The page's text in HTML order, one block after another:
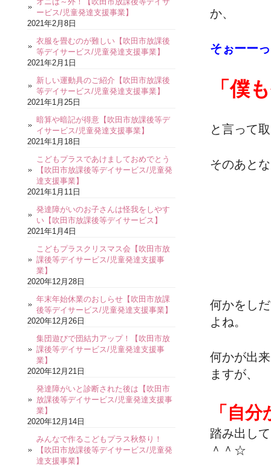
か、
そぉーー
「僕
と言って
そのあと
何かをし
よね。
何かが出
ますが、
「自
踏み出し
＾＾☆
ービス/児童発達支援事業】
2021年2月8日
衣服を畳むのが難しい【吹田市放課後
等デイサービス/児童発達支援事業】
2021年2月1日
新しい運動具のご紹介【吹田市放課後
等デイサービス/児童発達支援事業】
2021年1月25日
暗算や暗記が得意【吹田市放課後等デ
イサービス/児童発達支援事業】
2021年1月18日
こどもプラスであけましておめでとう
【吹田市放課後等デイサービス/児童発
達支援事業】
2021年1月11日
発達障がいのお子さんは怪我をしやす
い【吹田市放課後等デイサービス】
2021年1月4日
こどもプラスクリスマス会【吹田市放
課後等デイサービス/児童発達支援事
業】
2020年12月28日
年末年始休業のおしらせ【吹田市放課
後等デイサービス/児童発達支援事業】
2020年12月26日
集団遊びで団結力アップ！【吹田市放
課後等デイサービス/児童発達支援事
業】
2020年12月21日
発達障がいと診断された後は【吹田市
放課後等デイサービス/児童発達支援事
業】
2020年12月14日
みんなで作るこどもプラス秋祭り！
【吹田市放課後等デイサービス/児童発
達支援事業】